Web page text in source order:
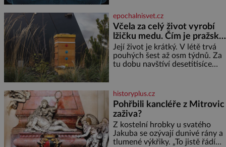
mzdová účetní a konec měsíce
je pro mě vždy velice psychicky
náročným obdobím. Od té
chvíle, co máme vnoučata, mi
dcera čím dál častěji volá o
pomoc, co se hlídání týče. Dalo
by se
epochalnisvet.cz
Včela za celý život vyrobí
lžičku medu. Čím je pražský
med ze střech tak ceněný?
Její život je krátký. V létě trvá
pouhých šest až osm týdnů. Za
tu dobu navštíví desetitisíce
medu – zhruba jednu čajovou
lžičku. Sama o sobě se může
zdát bezvýznamná. Teprve když
se spojí s dalšími desítkami tisíc
příslušnic svého včelstva,
vznikne jeden z
nejdokonalejších organismů
historyplus.cz
Pohřbili kancléře z Mitrovic
zaživa?
Z kostelní hrobky u svatého
Jakuba se ozývají dunivé rány a
tlumené výkřiky. „To jistě řádí